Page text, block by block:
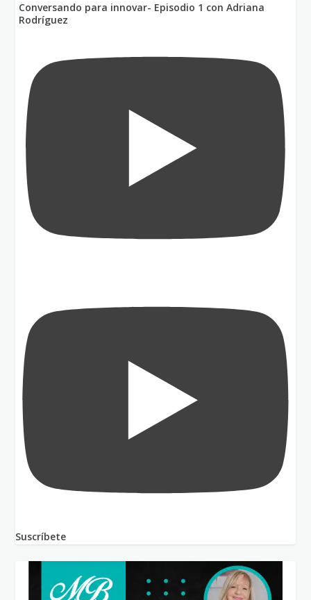
Conversando para innovar- Episodio 1 con Adriana
Rodríguez
Suscríbete